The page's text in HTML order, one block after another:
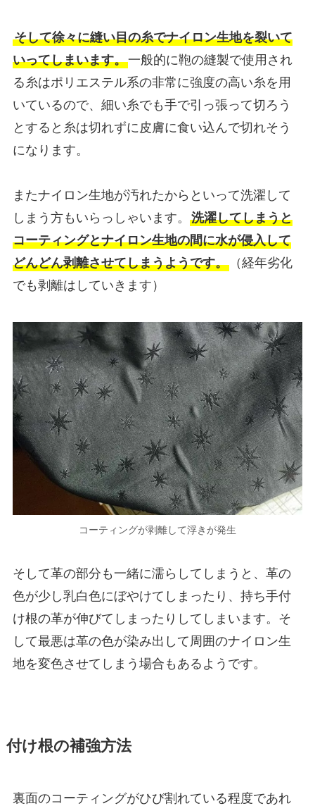
そして徐々に縫い目の糸でナイロン生地を裂いて
いってしまいます。一般的に鞄の縫製で使用され
る糸はポリエステル系の非常に強度の高い糸を用
いているので、細い糸でも手で引っ張って切ろう
とすると糸は切れずに皮膚に食い込んで切れそう
になります。
またナイロン生地が汚れたからといって洗濯して
しまう方もいらっしゃいます。 洗濯してしまうと
コーティングとナイロン生地の間に水が侵入して
どんどん剥離させてしまうようです。（経年劣化
でも剥離はしていきます）
コーティングが剥離して浮きが発生
そして革の部分も一緒に濡らしてしまうと、革の
色が少し乳白色にぼやけてしまったり、持ち手付
け根の革が伸びてしまったりしてしまいます。そ
して最悪は革の色が染み出して周囲のナイロン生
地を変色させてしまう場合もあるようです。
付け根の補強方法
裏面のコーティングがひび割れている程度であれ